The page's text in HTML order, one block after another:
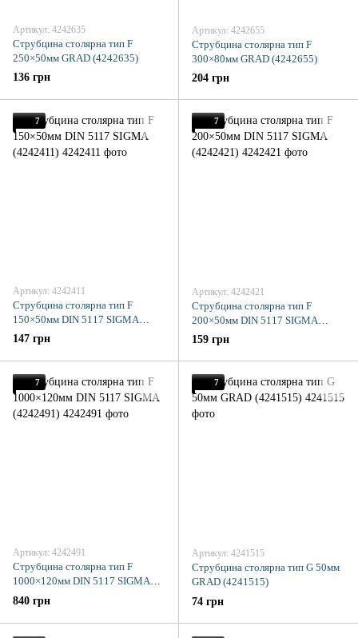
Артикул: 4242635
Струбцина столярна тип F
250×50мм GRAD (4242635)
136 грн
Артикул: 4242655
Струбцина столярна тип F
300×80мм GRAD (4242655)
204 грн
7
Артикул: 4242411
Струбцина столярна тип F
150×50мм DIN 5117 SIGMA
(4242411)
147 грн
7
Артикул: 4242421
Струбцина столярна тип F
200×50мм DIN 5117 SIGMA
(4242421)
159 грн
7
Артикул: 4242491
Струбцина столярна тип F
1000×120мм DIN 5117 SIGMA
(4242491)
840 грн
7
Артикул: 4241515
Струбцина столярна тип G 50мм
GRAD (4241515)
74 грн